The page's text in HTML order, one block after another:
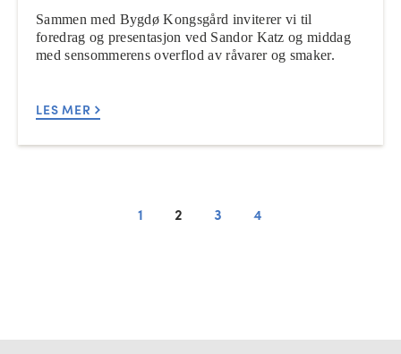
Sammen med Bygdø Kongsgård inviterer vi til
foredrag og presentasjon ved Sandor Katz og middag
med sensommerens overflod av råvarer og smaker.
LES MER
1 2 3 4